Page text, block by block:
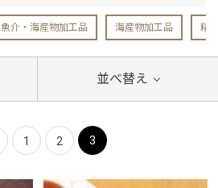
魚介・海産物加工品 海産物加工品 精
並べ替え
1 2 3